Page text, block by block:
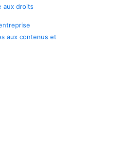
aux droits
aux contenus et